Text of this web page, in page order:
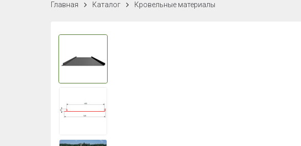
Главная Каталог Кровельные материалы